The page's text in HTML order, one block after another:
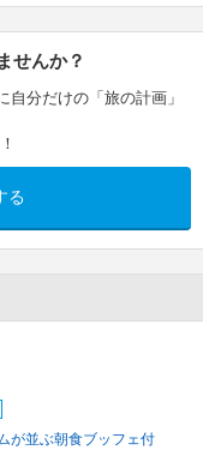
せんか？
分だけの「旅の計画」
る
が並ぶ朝食ブッフェ付